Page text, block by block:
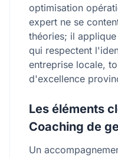
optimisation
expert ne se
théories; il
qui respectent
entreprise locale,
d'excellence
Les éléments
Coaching de
Un